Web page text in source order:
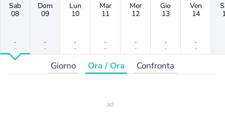
Sab
08
-
-
Dom
09
-
-
Lun
10
-
-
Mar
11
-
-
Mer
12
-
-
Gio
13
-
-
Ven
14
-
-
Giorno Ora / Ora Confronta